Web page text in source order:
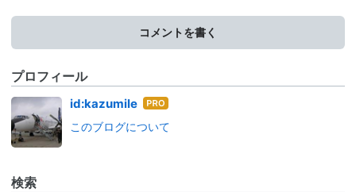
コメントを書く
プロフィール
id:kazumile はて
ログ
このブログについて
検索